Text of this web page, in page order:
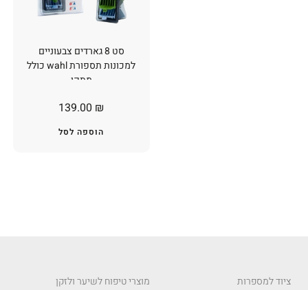
סט 8 גארדים צבעוניים
למכונות תספורת wahl כולל
מתקן
139.00 ₪
הוספה לסל
ציוד למספרות
מוצרי טיפוח לשיער ולזקן